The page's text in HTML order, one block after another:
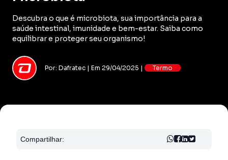
Descubra o que é microbiota, sua importância para a
saúde intestinal, imunidade e bem-estar. Saiba como
equilibrar e proteger seu organismo!
Por: Dafratec | Em 29/04/2025 | Termo
Compartilhar: